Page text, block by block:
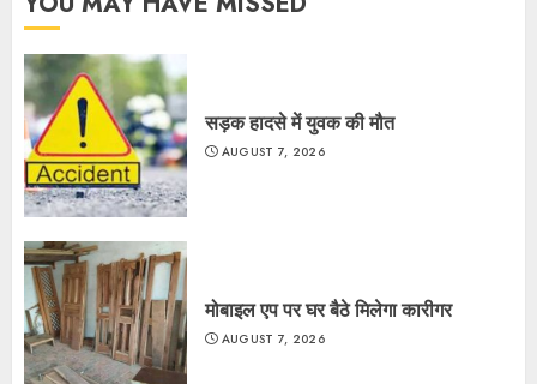
सड़क हादसे में युवक की मौत
AUGUST 7, 2026
मोबाइल एप पर घर बैठे मिलेगा कारीगर
AUGUST 7, 2026